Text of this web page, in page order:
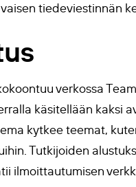
tiedeviestinnän
verkossa
käsitellään kaksi
kytkee teemat,
Tutkijoiden
ilmoittautumisen